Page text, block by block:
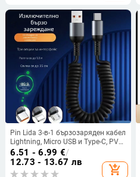
14 серия (включително Pro/Max)
Pin Lida 3-в-1 бързозаряден кабел
Lightning, Micro USB и Type-C, PVC,
120W
6.51 - 6.99 €/
12.73 - 13.67 лв
add_shopping_cart